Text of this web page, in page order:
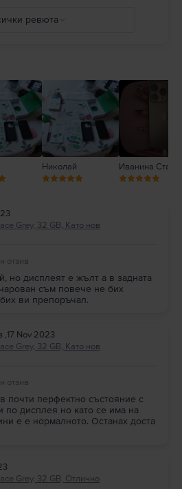
подробности на:
ревюта
2
1
Николай Иванина
Grey, 32 GB, Като нов
отзив
но дисплеят е жълт а в задната
съм повече не бих
ви препоръчал.
,17 Nov 2023
Grey, 32 GB, Като нов
отзив
почти перфектно състояние с
по дисплея но като се има на
е е нормалното. Останах доста
Grey, 32 GB, Отлично